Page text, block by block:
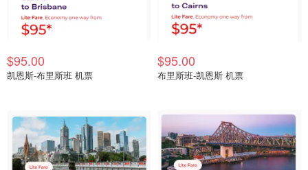
$95.00
凯恩斯-布里斯班 机票
$95.00
布里斯班-凯恩斯 机票